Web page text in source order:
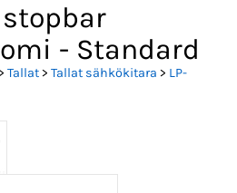
- Standard
Tallat> Tallat sähkökitara > LP-